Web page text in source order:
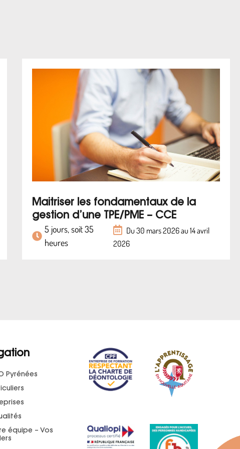
Maitriser les fondamentaux de la
gestion d’une TPE/PME – CCE
5 jours, soit 35
heures
Du 30 mars 2026 au 14 avril
2026
Pyrénées
équipe – Vos